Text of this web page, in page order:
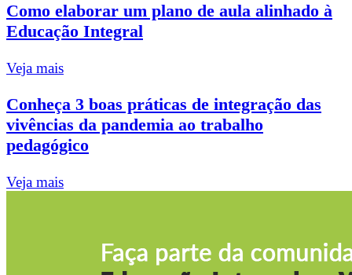
Como elaborar um plano de aula alinhado à
Educação Integral
Veja mais
Conheça 3 boas práticas de integração das
vivências da pandemia ao trabalho
pedagógico
Veja mais